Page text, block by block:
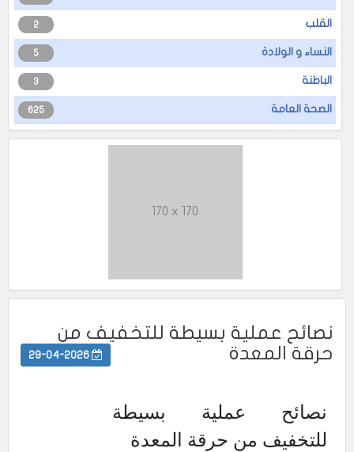
القلب 2
النساء و الولادة 5
الباطنة 3
الصحة العامة 625
170 x 170
نصائح عملية بسيطة للتخفيف من
حرقة المعدة
نصائح عملية بسيطة
للتخفيف من حرقة المعدة